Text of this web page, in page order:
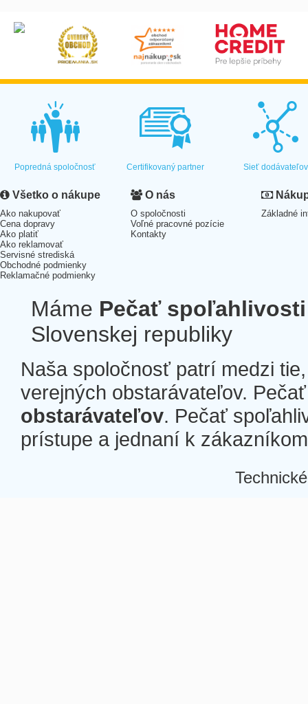
Popredná spoločnosť Certifikovaný partner Sieť dodávateľov
Všetko o nákupe
Ako nakupovať
Cena dopravy
Ako platiť
Ako reklamovať
Servisné strediská
Obchodné podmienky
Reklamačné podmienky
O nás
O spoločnosti
Voľné pracovné pozície
Kontakty
Základné
Máme Pečať spoľahlivosti
Slovenskej republiky
Naša spoločnosť patrí medzi
verejných obstarávateľov.
obstarávateľov. Pečať
prístupe a jednaní k